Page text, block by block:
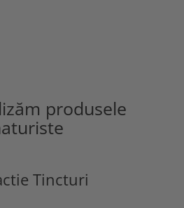
produsele
Tincturi